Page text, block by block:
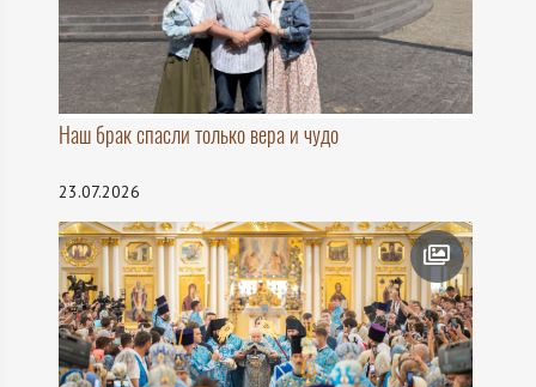
Наш брак спасли только вера и чудо
23.07.2026